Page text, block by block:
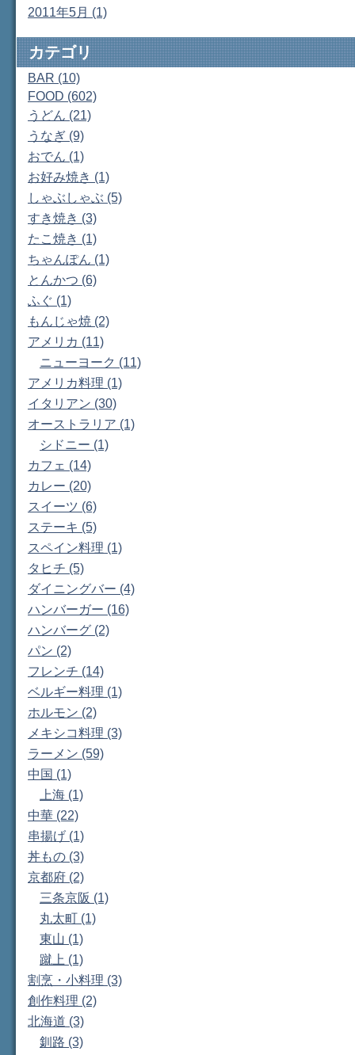
2011年5月 (1)
カテゴリ
BAR (10)
FOOD (602)
うどん (21)
うなぎ (9)
おでん (1)
お好み焼き (1)
しゃぶしゃぶ (5)
すき焼き (3)
たこ焼き (1)
ちゃんぽん (1)
とんかつ (6)
ふぐ (1)
もんじゃ焼 (2)
アメリカ (11)
ニューヨーク (11)
アメリカ料理 (1)
イタリアン (30)
オーストラリア (1)
シドニー (1)
カフェ (14)
カレー (20)
スイーツ (6)
ステーキ (5)
スペイン料理 (1)
タヒチ (5)
ダイニングバー (4)
ハンバーガー (16)
ハンバーグ (2)
パン (2)
フレンチ (14)
ベルギー料理 (1)
ホルモン (2)
メキシコ料理 (3)
ラーメン (59)
中国 (1)
上海 (1)
中華 (22)
串揚げ (1)
丼もの (3)
京都府 (2)
三条京阪 (1)
丸太町 (1)
東山 (1)
蹴上 (1)
割烹・小料理 (3)
創作料理 (2)
北海道 (3)
釧路 (3)